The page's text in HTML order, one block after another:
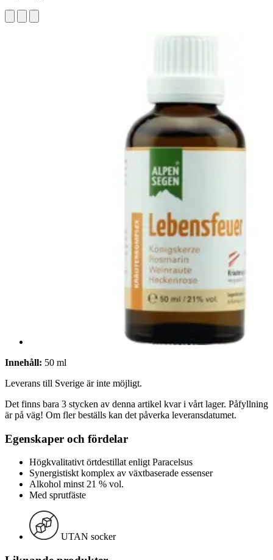
Innehåll: 50 ml
Leverans till Sverige är inte möjligt.
Det finns bara 3 stycken av denna artikel kvar i vårt lager. Påfyllning
är på väg! Om fler beställs kan det påverka leveransdatumet.
Egenskaper och fördelar
Högkvalitativt örtdestillat enligt Paracelsus
Synergistiskt komplex av växtbaserade essenser
Alkohol minst 21 % vol.
Med sprutfäste
UTAN socker